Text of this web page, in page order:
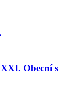
Obecní